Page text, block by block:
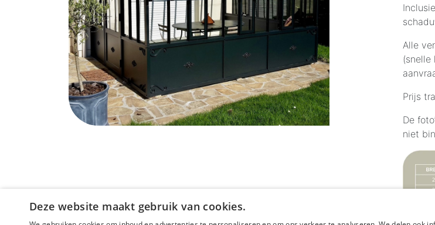
Alle
(snelle
Prijs
De
niet
Deze website maakt gebruik van cookies.